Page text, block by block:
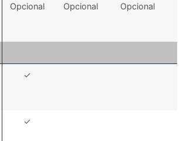
Opcional Opcional Opcional
✓
✓